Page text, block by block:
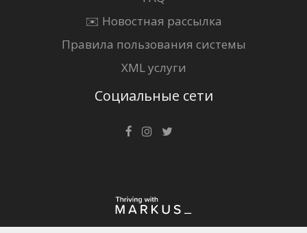
✉️ Новостная рассылка
Правила пользования системы
XML услуги
Социальные сети